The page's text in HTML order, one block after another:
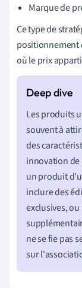
Marque de
Ce type de
positionnement
où le prix
Les produits
souvent à
des
innovation de
un produit
inclure des
exclusives, ou
ne se fie pas
sur